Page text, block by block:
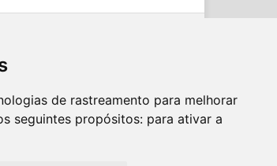
de rastreamento para melhorar
seguintes propósitos: para ativar a